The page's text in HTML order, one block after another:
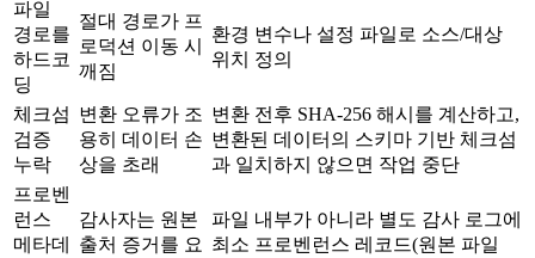
파일
경로를
하드코
딩
절대 경로가 프
로덕션 이동 시
깨짐
환경 변수나 설정 파일로 소스/대상
위치 정의
체크섬
검증
누락
변환 오류가 조
용히 데이터 손
상을 초래
변환 전후 SHA‑256 해시를 계산하고,
변환된 데이터의 스키마 기반 체크섬
과 일치하지 않으면 작업 중단
프로벤
런스
메타데
감사자는 원본
출처 증거를 요
파일 내부가 아니라 별도 감사 로그에
최소 프로벤런스 레코드(원본 파일